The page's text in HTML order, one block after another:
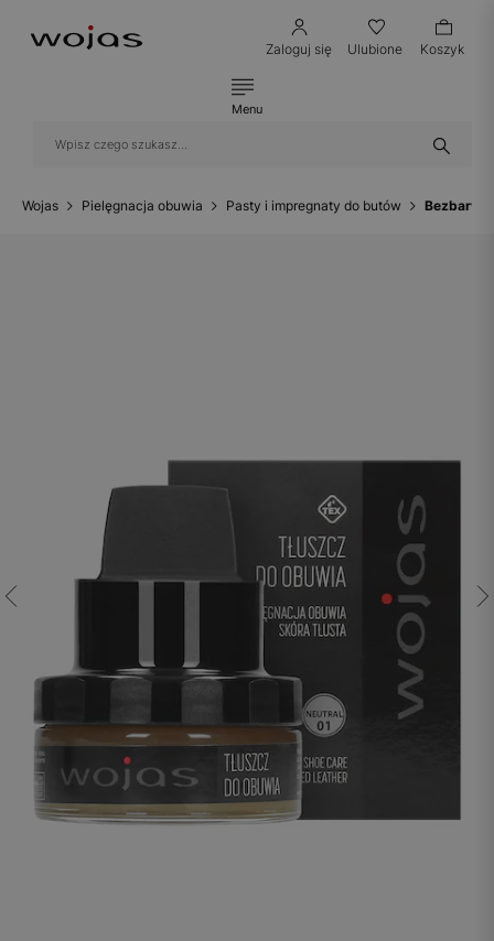
Zaloguj się Ulubione Koszyk
Menu
Wojas Pielęgnacja obuwia Pasty i impregnaty do butów